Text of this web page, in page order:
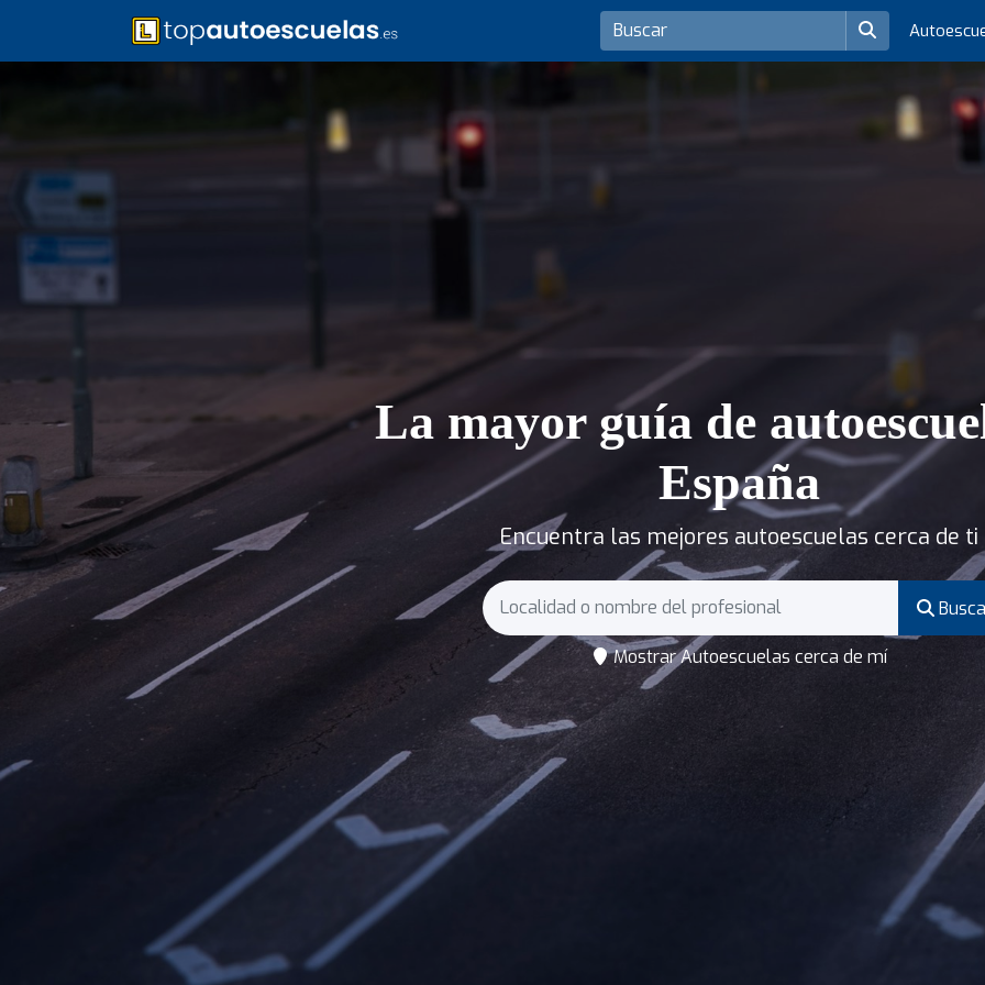
La mayor guía de
España
Encuentra las mejores autoescuelas cerca de ti
Mostrar Autoescuelas cerca de mí